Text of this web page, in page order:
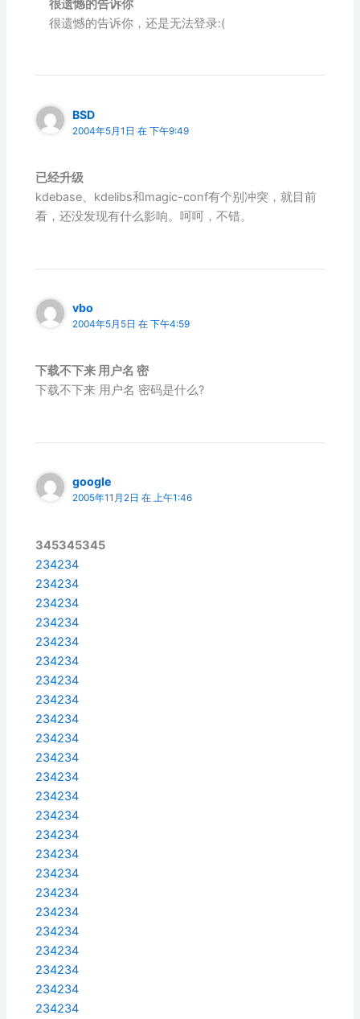
很遗憾的告诉你
很遗憾的告诉你，还是无法登录:(
BSD
2004年5月1日 在 下午9:49
已经升级
kdebase、kdelibs和magic-conf有个别冲突，就目前
看，还没发现有什么影响。呵呵，不错。
vbo
2004年5月5日 在 下午4:59
下载不下来 用户名 密
下载不下来 用户名 密码是什么?
google
2005年11月2日 在 上午1:46
345345345
234234
234234
234234
234234
234234
234234
234234
234234
234234
234234
234234
234234
234234
234234
234234
234234
234234
234234
234234
234234
234234
234234
234234
234234